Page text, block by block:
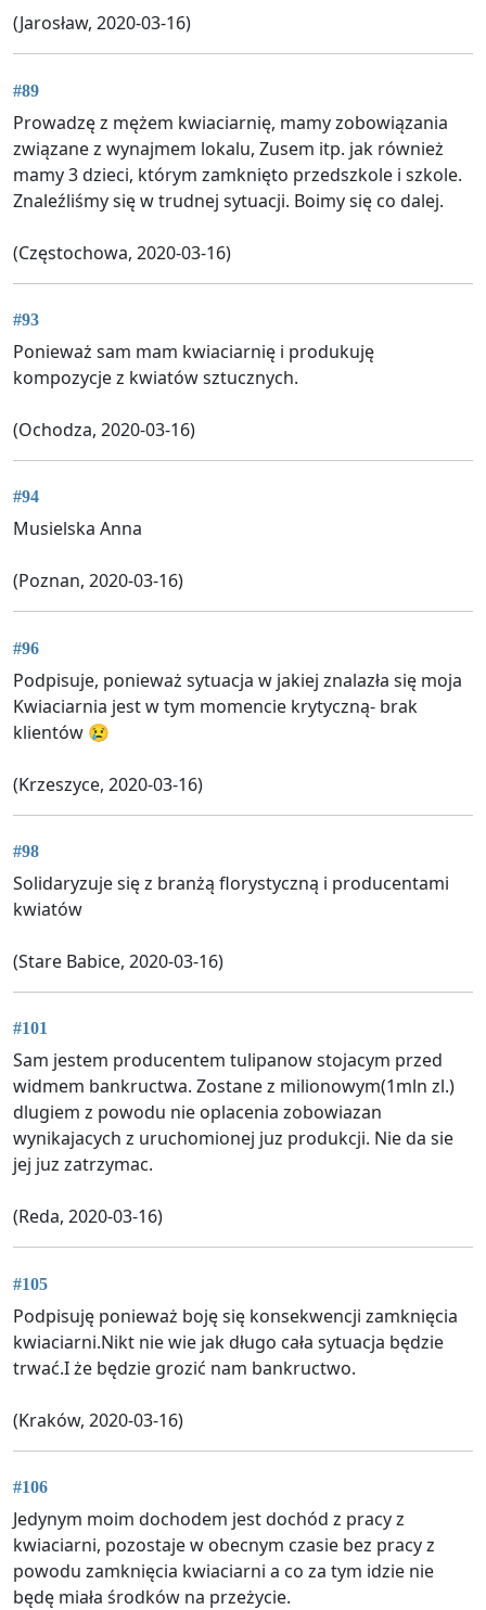
(Jarosław, 2020-03-16)
#89
Prowadzę z mężem kwiaciarnię, mamy zobowiązania
związane z wynajmem lokalu, Zusem itp. jak również
mamy 3 dzieci, którym zamknięto przedszkole i szkole.
Znaleźliśmy się w trudnej sytuacji. Boimy się co dalej.
(Częstochowa, 2020-03-16)
#93
Ponieważ sam mam kwiaciarnię i produkuję
kompozycje z kwiatów sztucznych.
(Ochodza, 2020-03-16)
#94
Musielska Anna
(Poznan, 2020-03-16)
#96
Podpisuje, ponieważ sytuacja w jakiej znalazła się moja
Kwiaciarnia jest w tym momencie krytyczną- brak
klientów 😢
(Krzeszyce, 2020-03-16)
#98
Solidaryzuje się z branżą florystyczną i producentami
kwiatów
(Stare Babice, 2020-03-16)
#101
Sam jestem producentem tulipanow stojacym przed
widmem bankructwa. Zostane z milionowym(1mln zl.)
dlugiem z powodu nie oplacenia zobowiazan
wynikajacych z uruchomionej juz produkcji. Nie da sie
jej juz zatrzymac.
(Reda, 2020-03-16)
#105
Podpisuję ponieważ boję się konsekwencji zamknięcia
kwiaciarni.Nikt nie wie jak długo cała sytuacja będzie
trwać.I że będzie grozić nam bankructwo.
(Kraków, 2020-03-16)
#106
Jedynym moim dochodem jest dochód z pracy z
kwiaciarni, pozostaje w obecnym czasie bez pracy z
powodu zamknięcia kwiaciarni a co za tym idzie nie
będę miała środków na przeżycie.